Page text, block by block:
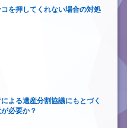
を押してくれない場合の対処
よる遺産分割協議にもとづく
必要か？